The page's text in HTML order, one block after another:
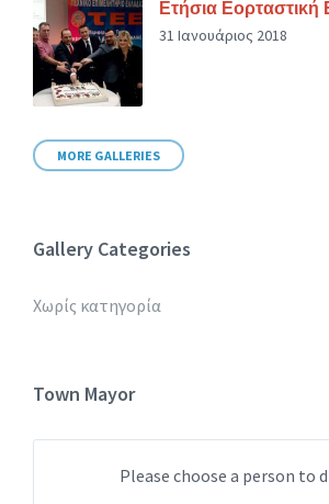
Ετήσια
31 Ιανουάριος 2018
MORE GALLERIES
Gallery Categories
Χωρίς κατηγορία
Town Mayor
Please choose a person to